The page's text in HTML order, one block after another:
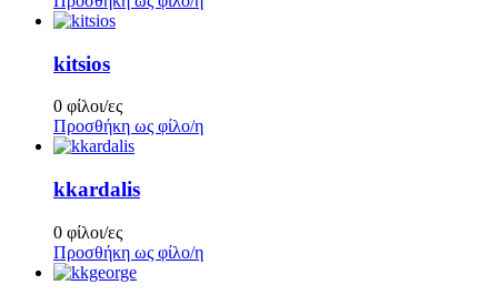
kitsios
0 φίλοι/ες
Προσθήκη ως φίλο/η
kkardalis
0 φίλοι/ες
Προσθήκη ως φίλο/η